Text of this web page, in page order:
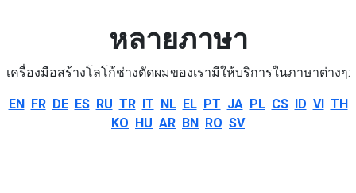
หลายภาษา
เครื่องมือสร้างโลโก้ช่างตัดผมของเรามีให้บริการในภาษาต่างๆ:
EN FR DE ES RU TR IT NL EL PT JA PL CS ID VI TH
KO HU AR BN RO SV